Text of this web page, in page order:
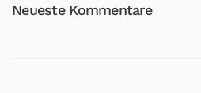
Neueste Kommentare